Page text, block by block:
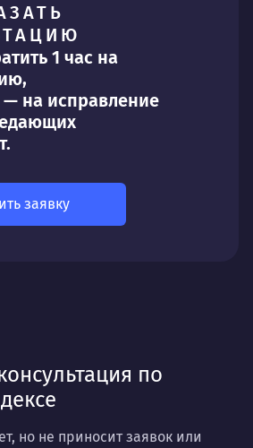
1 час на
на исправление
заявку
по
но не приносит заявок или